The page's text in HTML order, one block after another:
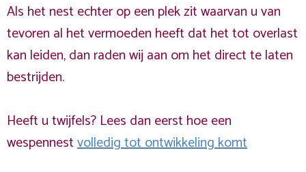
Als het nest echter op een plek zit waarvan u van
tevoren al het vermoeden heeft dat het tot overlast
kan leiden, dan raden wij aan om het direct te laten
bestrijden.
Heeft u twijfels? Lees dan eerst hoe een
wespennestvolledig tot ontwikkeling komt